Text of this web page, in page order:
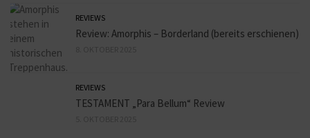
REVIEWS
Review: Amorphis – Borderland (bereits erschienen)
REVIEWS
TESTAMENT „Para Bellum“ Review